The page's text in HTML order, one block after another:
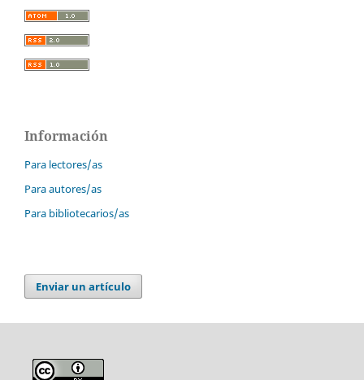
Información
Para lectores/as
Para autores/as
Para bibliotecarios/as
Enviar un artículo